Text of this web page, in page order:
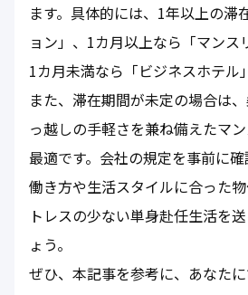
ます。具体的には、1年以上の滞
ョン」、1カ月以上なら「マンス
1カ月未満なら「ビジネスホテル
また、滞在期間が未定の場合は
っ越しの手軽さを兼ね備えたマ
最適です。会社の規定を事前に
働き方や生活スタイルに合った
トレスの少ない単身赴任生活を
ょう。
ぜひ、本記事を参考に、あなた